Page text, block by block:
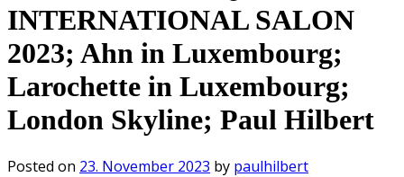
INTERNATIONAL SALON
2023; Ahn in Luxembourg;
Larochette in Luxembourg;
London Skyline; Paul Hilbert
Posted on 23. November 2023 by paulhilbert